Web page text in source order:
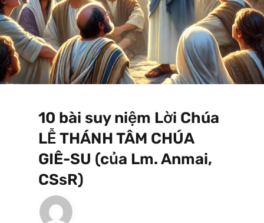
10 bài suy niệm Lời Chúa
LỄ THÁNH TÂM CHÚA
GIÊ-SU (của Lm. Anmai,
CSsR)